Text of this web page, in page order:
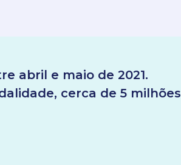
abril e maio de 2021.
cerca de 5 milhões